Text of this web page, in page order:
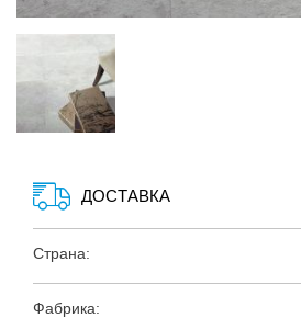
ДОСТАВКА
Страна:
Фабрика: